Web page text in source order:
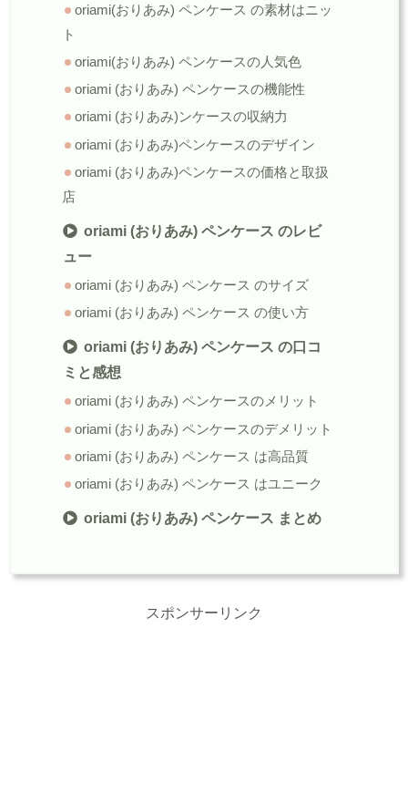
oriami(おりあみ) ペンケース の素材はニッ
ト
oriami(おりあみ) ペンケースの人気色
oriami (おりあみ) ペンケースの機能性
oriami (おりあみ)ンケースの収納力
oriami (おりあみ)ペンケースのデザイン
oriami (おりあみ)ペンケースの価格と取扱
店
oriami (おりあみ) ペンケース のレビ
ュー
oriami (おりあみ) ペンケース のサイズ
oriami (おりあみ) ペンケース の使い方
oriami (おりあみ) ペンケース の口コ
ミと感想
oriami (おりあみ) ペンケースのメリット
oriami (おりあみ) ペンケースのデメリット
oriami (おりあみ) ペンケース は高品質
oriami (おりあみ) ペンケース はユニーク
oriami (おりあみ) ペンケース まとめ
スポンサーリンク